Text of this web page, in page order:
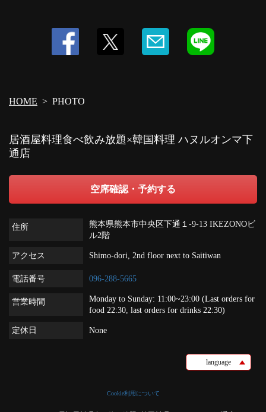
HOME PHOTO
居酒屋料理食べ飲み放題×韓国料理 ハヌルオンマ下
通店
空席確認・予約する
住所
熊本県熊本市中央区下通１‐9‐13 IKEZONOビ
ル2階
アクセス Shimo-dori, 2nd floor next to Saitiwan
電話番号 096-288-5665
営業時間
Monday to Sunday: 11:00~23:00 (Last orders for
food 22:30, last orders for drinks 22:30)
定休日 None
language
Cookie利用について